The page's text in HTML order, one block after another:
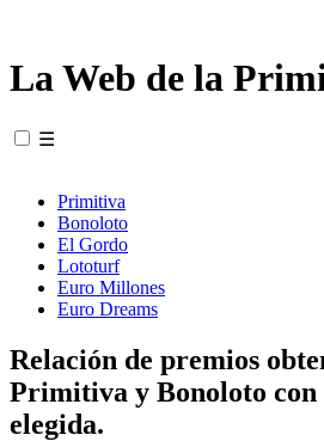
La Web de la
☰
Primitiva
Bonoloto
El Gordo
Lototurf
Euro Millones
Euro Dreams
Relación de premios
Primitiva y Bonoloto con
elegida.